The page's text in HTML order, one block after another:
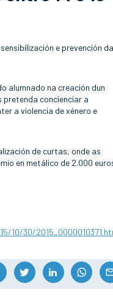
e prevención da
alumnado na creación dun
pretenda concienciar a
a violencia de xénero e
de curtas, onde as
en metálico de 2.000
10/30/